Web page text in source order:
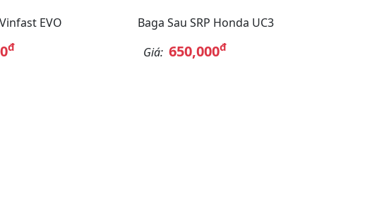
EVO
đ
Baga Sau SRP Honda UC3
Giá: 650,000đ